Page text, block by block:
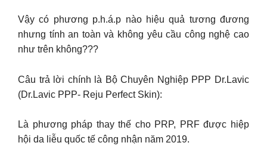
Vậy có phương p.h.á.p nào hiệu quả tương đương
nhưng tính an toàn và không yêu cầu công nghệ cao
như trên không???
Câu trả lời chính là Bộ Chuyên Nghiệp PPP Dr.Lavic
(Dr.Lavic PPP- Reju Perfect Skin):
Là phương pháp thay thế cho PRP, PRF được hiệp
hội da liễu quốc tế công nhận năm 2019.